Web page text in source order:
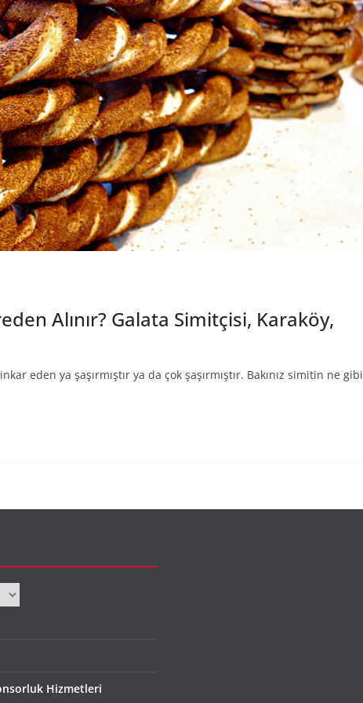
Alınır? Galata Simitçisi, Karaköy,
eden ya şaşırmıştır ya da çok şaşırmıştır. Bakınız simitin ne gibi
Hizmetleri